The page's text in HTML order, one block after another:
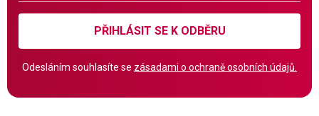
PŘIHLÁSIT SE K ODBĚRU
Odesláním souhlasíte se zásadami o ochraně osobních údajů.